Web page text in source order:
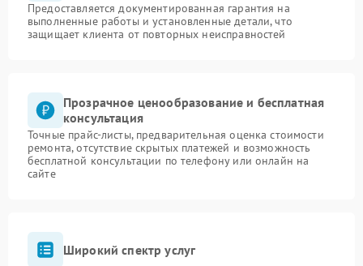
Предоставляется документированная гарантия на
выполненные работы и установленные детали, что
защищает клиента от повторных неисправностей
Прозрачное ценообразование и бесплатная
консультация
Точные прайс-листы, предварительная оценка стоимости
ремонта, отсутствие скрытых платежей и возможность
бесплатной консультации по телефону или онлайн на
сайте
Широкий спектр услуг